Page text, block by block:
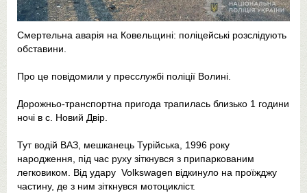
Смертельна аварія на Ковельщині: поліцейські розслідують
обставини.
Про це повідомили у пресслужбі поліції Волині.
Дорожньо-транспортна пригода трапилась близько 1 години
ночі в с. Новий Двір.
Тут водій ВАЗ, мешканець Турійська, 1996 року
народження, під час руху зіткнувся з припаркованим
легковиком. Від удару Volkswagen відкинуло на проїжджу
частину, де з ним зіткнувся мотоцикліст.